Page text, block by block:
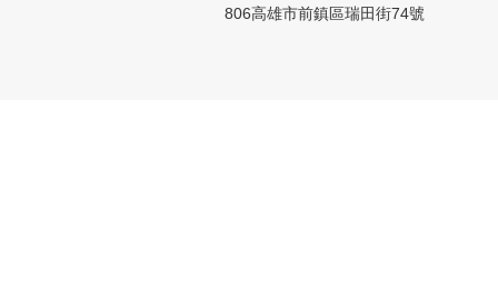
806高雄市前鎮區瑞田街74號